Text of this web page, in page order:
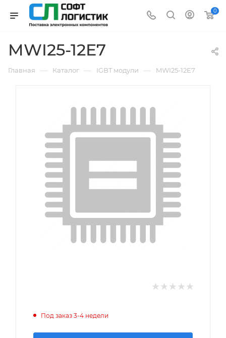
0
MWI25-12E7
Главная — Каталог — IGBT модули — MWI25-12E7
Под заказ 3-4 недели